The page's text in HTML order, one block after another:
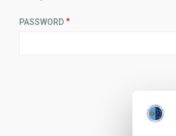
PASSWORD